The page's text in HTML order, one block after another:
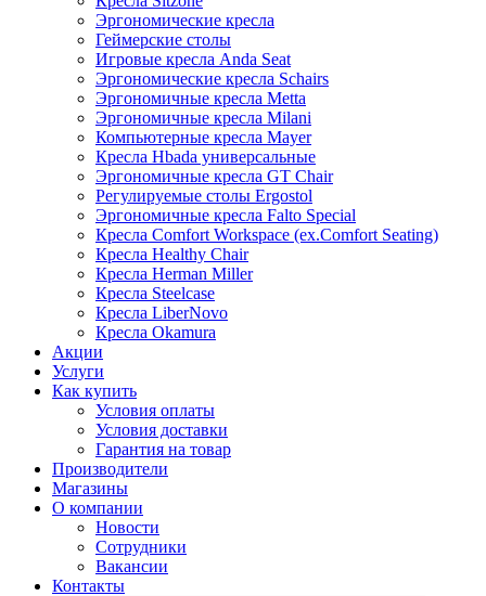
Эргономические кресла
Геймерские столы
Игровые кресла Anda Seat
Эргономические кресла Schairs
Эргономичные кресла Metta
Эргономичные кресла Milani
Компьютерные кресла Mayer
Кресла Hbada универсальные
Эргономичные кресла GT Chair
Регулируемые столы Ergostol
Эргономичные кресла Falto Special
Кресла Comfort Workspace (ex.Comfort Seating)
Кресла Healthy Chair
Кресла Herman Miller
Кресла Steelcase
Кресла LiberNovo
Кресла Okamura
Акции
Услуги
Как купить
Условия оплаты
Условия доставки
Гарантия на товар
Производители
Магазины
О компании
Новости
Сотрудники
Вакансии
Контакты